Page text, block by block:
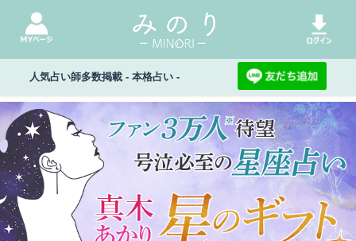
人気占い師多数掲載 - 本格占い -